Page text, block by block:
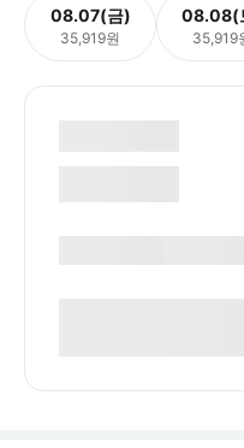
08.07(금)
35,919원
08.08(
35,919